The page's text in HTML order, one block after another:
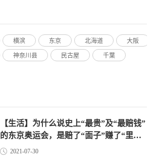
横滨 东京 北海道 大阪
神奈川县 民古屋 千葉
【生活】为什么说史上“最贵”及“最赔钱”
的东京奥运会，是赔了“面子”赚了“里
子”？（上）
2021-07-30